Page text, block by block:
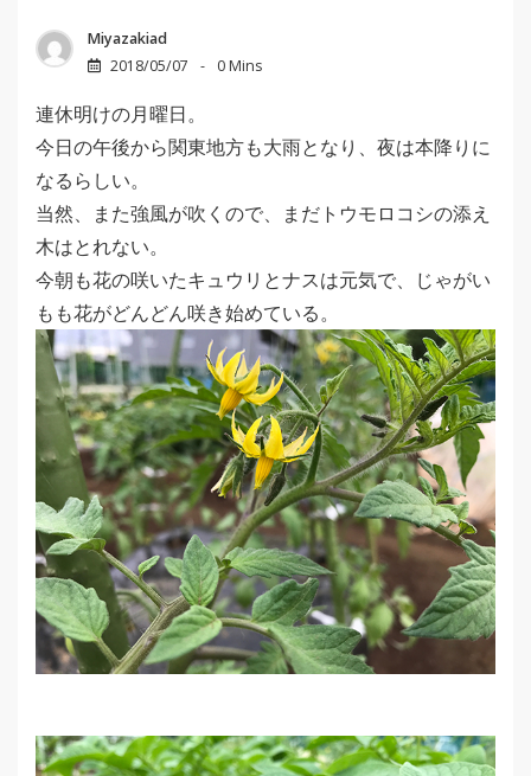
Miyazakiad
2018/05/07
0 Mins
連休明けの月曜日。
今日の午後から関東地方も大雨となり、夜は本降りに
なるらしい。
当然、また強風が吹くので、まだトウモロコシの添え
木はとれない。
今朝も花の咲いたキュウリとナスは元気で、じゃがい
もも花がどんどん咲き始めている。